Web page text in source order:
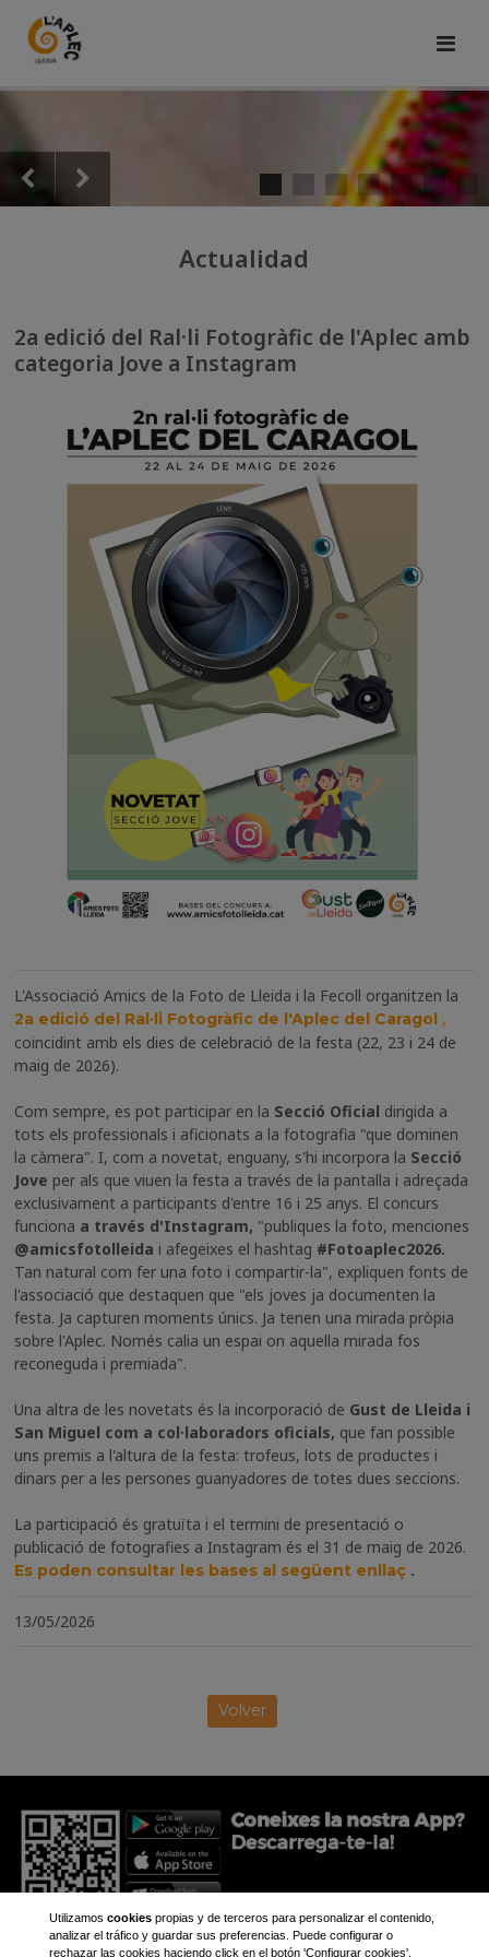
Actualidad
2a edició del Ral·li Fotogràfic de l'Aplec amb
categoria Jove a Instagram
L'Associació Amics de la Foto de Lleida i la Fecoll organitzen la
2a edició del Ral·li Fotogràfic de l'Aplec del Caragol ,
coincidint amb els dies de celebració de la festa (22, 23 i 24 de
maig de 2026).
Com sempre, es pot participar en la Secció Oficial dirigida a
tots els professionals i aficionats a la fotografia "que dominen
la càmera". I, com a novetat, enguany, s'hi incorpora la Secció
Jove per als que viuen la festa a través de la pantalla i adreçada
exclusivament a participants d'entre 16 i 25 anys. El concurs
funciona a través d'Instagram, "publiques la foto, menciones
@amicsfotolleida i afegeixes el hashtag #Fotoaplec2026.
Tan natural com fer una foto i compartir-la", expliquen fonts de
l'associació que destaquen que "els joves ja documenten la
festa. Ja capturen moments únics. Ja tenen una mirada pròpia
sobre l'Aplec. Només calia un espai on aquella mirada fos
reconeguda i premiada".
Una altra de les novetats és la incorporació de Gust de Lleida i
San Miguel com a col·laboradors oficials, que fan possible
uns premis a l'altura de la festa: trofeus, lots de productes i
dinars per a les persones guanyadores de totes dues seccions.
La participació és gratuïta i el termini de presentació o
publicació de fotografies a Instagram és el 31 de maig de 2026.
Es poden consultar les bases al següent enllaç .
13/05/2026
Volver
Utilizamos cookiespropias y de terceros para personalizar el contenido,
analizar el tráfico y guardar sus preferencias. Puede configurar o
rechazar las cookies haciendo click en el botón 'Configurar cookies',